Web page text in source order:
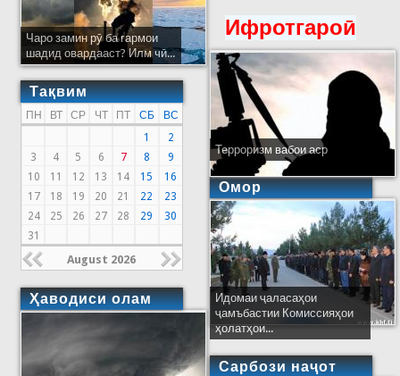
Чаро замин рӯ ба гармои
шадид овардааст? Илм чӣ...
Тақвим
ПН ВТ СР ЧТ ПТ СБ
ВС
1
2
3
4 5 6 7 8
9
10
11 12 13 14 15
16
17
18 19 20 21 22
23
24
25 26 27 28 29
30
31
August 2026
Ҳаводиси олам
Ифротгароӣ
Терроризм вабои аср
Омор
Идомаи ҷаласаҳои
ҷамъбастии Комиссияҳои
ҳолатҳои...
Сарбози наҷот